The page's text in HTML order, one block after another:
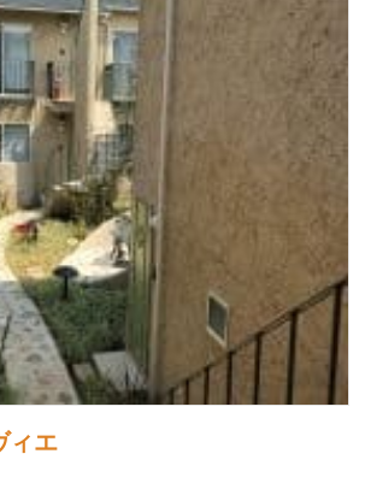
ィエ